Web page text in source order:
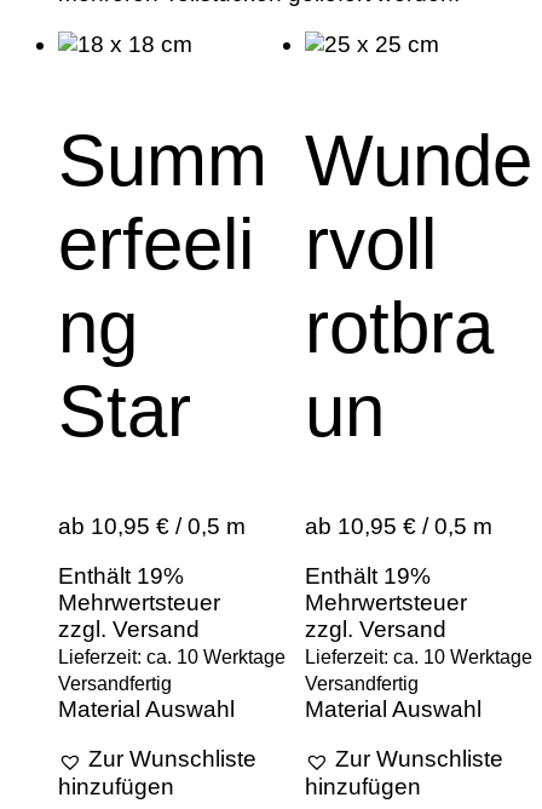
Summ
erfeeli
ng
Star
ab 10,95 € / 0,5 m
Enthält 19%
Mehrwertsteuer
zzgl. Versand
Lieferzeit: ca. 10 Werktage
Versandfertig
Material Auswahl
Zur Wunschliste
hinzufügen
Wunde
rvoll
rotbra
un
ab 10,95 € / 0,5 m
Enthält 19%
Mehrwertsteuer
zzgl. Versand
Lieferzeit: ca. 10 Werktage
Versandfertig
Material Auswahl
Zur Wunschliste
hinzufügen